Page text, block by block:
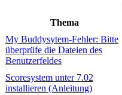
Thema
My Buddysytem-Fehler: Bitte
überprüfe die Dateien des
Benutzerfeldes
Scoresystem unter 7.02
installieren (Anleitung)